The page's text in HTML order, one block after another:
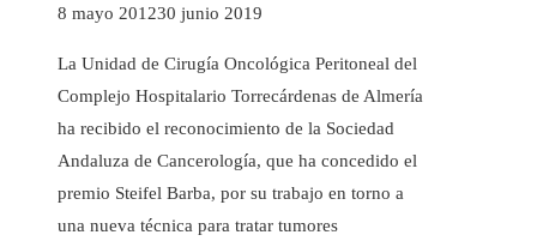
8 mayo 201230 junio 2019
La Unidad de Cirugía Oncológica Peritoneal del
Complejo Hospitalario Torrecárdenas de Almería
ha recibido el reconocimiento de la Sociedad
Andaluza de Cancerología, que ha concedido el
premio Steifel Barba, por su trabajo en torno a
una nueva técnica para tratar tumores